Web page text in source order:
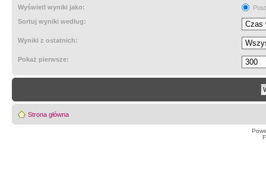
Wyświetl wyniki jako:
Sortuj wyniki według:
Wyniki z ostatnich:
Pokaż pierwsze:
Strona główna